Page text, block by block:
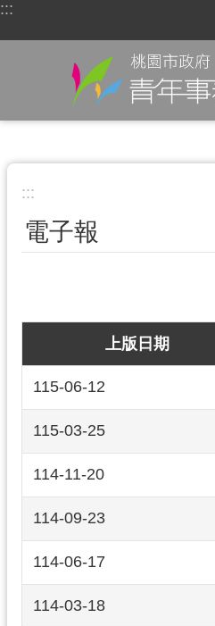
跳到主要內容區塊
:::
:::
電子報
上版日期
115-06-12
115-03-25
114-11-20
114-09-23
114-06-17
114-03-18